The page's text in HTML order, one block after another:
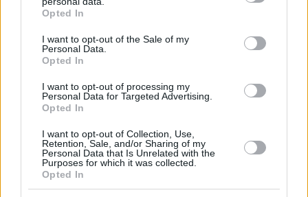
grant or deny consent to Google and its third-party tags to
use your data for below specified purposes in below Google
consent section.
Opted In
I want to opt-out of the Sale of my
Personal Data.
Opted In
I want to opt-out of processing my
Personal Data for Targeted Advertising.
Opted In
I want to opt-out of Collection, Use,
Retention, Sale, and/or Sharing of my
Personal Data that Is Unrelated with the
Purposes for which it was collected.
Opted In